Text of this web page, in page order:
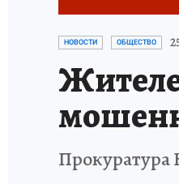
НОВОСТИ ОБЩЕСТВО
Прокуратура